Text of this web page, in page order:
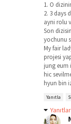
1. O
2. 3 days
ayni rolu
Son
yochunu
My fair
projesi
jung eum
hic
hyun bin
Yanıtla
Yanıtlar